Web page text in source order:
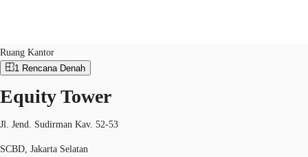
Ruang Kantor
Ruang Kerja Fleksibel
Pemilik Properti
ID
+62 21 29223888
Ruang Kantor
1 Rencana Denah
Equity Tower
Jl. Jend. Sudirman Kav. 52-53
SCBD, Jakarta Selatan